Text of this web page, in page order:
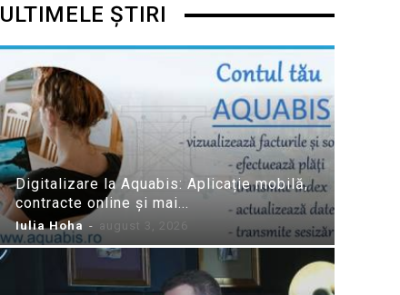
ULTIMELE ȘTIRI
Digitalizare la Aquabis: Aplicație mobilă,
contracte online și mai...
Iulia Hoha - august 3, 2026